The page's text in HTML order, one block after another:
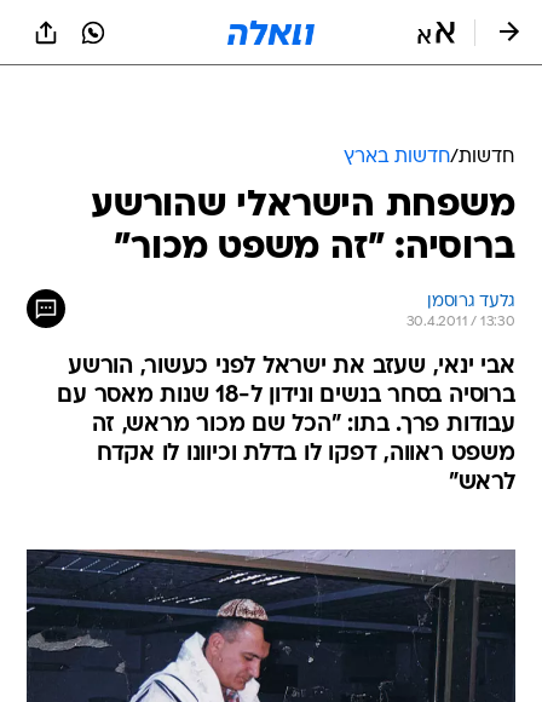
משפחת הישראלי שהורשע
ברוסיה: "זה משפט מכור"
גלעד גרוסמן
30.4.2011 / 13:30
אבי ינאי, שעזב את ישראל לפני כעשור, הורשע
עבודות פרך. בתו: "הכל שם מכור מראש, זה
משפט ראווה, דפקו לו בדלת וכיוונו לו אקדח
לראש"